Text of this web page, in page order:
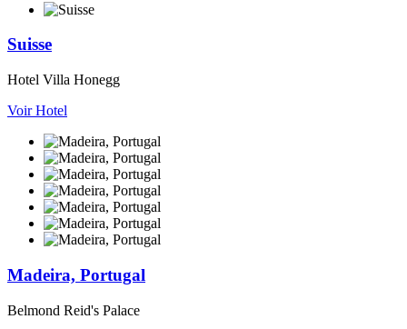
Suisse
Hotel Villa Honegg
Voir Hotel
Madeira, Portugal
Belmond Reid's Palace